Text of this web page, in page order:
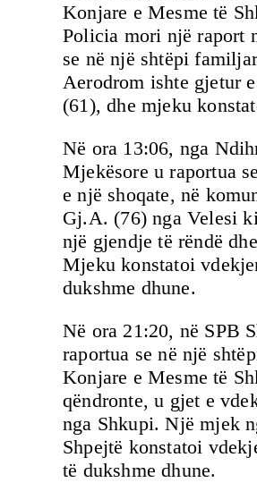
Konjare e Mesme të
Policia mori një raport
se në një shtëpi
Aerodrom ishte gjetur
(61), dhe mjeku
Në ora 13:06, nga
Mjekësore u raportua
e një shoqate, në
Gj.A. (76) nga Velesi
një gjendje të rëndë
Mjeku konstatoi
dukshme dhune.
Në ora 21:20, në SPB
raportua se në një
Konjare e Mesme të
qëndronte, u gjet e
nga Shkupi. Një mjek
Shpejtë konstatoi
të dukshme dhune.